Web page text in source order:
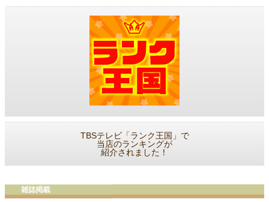
TBSテレビ「ランク王国」で
当店のランキングが
紹介されました！